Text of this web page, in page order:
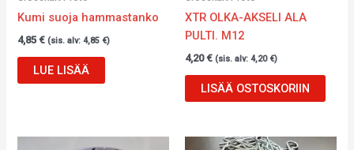
Kumi suoja hammastanko
4,85€ (sis. alv:4,85 €)
LUE LISÄÄ
XTR OLKA-AKSELI ALA
PULTI. M12
4,20€ (sis. alv: 4,20 €)
LISÄÄ OSTOSKORIIN